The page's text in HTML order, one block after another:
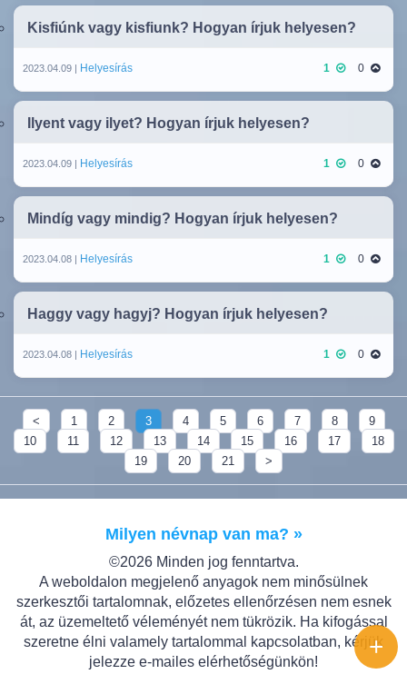
Kisfiúnk vagy kisfiunk? Hogyan írjuk helyesen?
2023.04.09 | Helyesírás 1 0
Ilyent vagy ilyet? Hogyan írjuk helyesen?
2023.04.09 | Helyesírás 1 0
Mindíg vagy mindig? Hogyan írjuk helyesen?
2023.04.08 | Helyesírás 1 0
Haggy vagy hagyj? Hogyan írjuk helyesen?
2023.04.08 | Helyesírás 1 0
< 1 2 3 4 5 6 7 8
9
10
11 12 13 14 15 16 17
18
19
20 21 >
Milyen névnap van ma? »
©2026 Minden jog fenntartva.
A weboldalon megjelenő anyagok nem minősülnek
szerkesztői tartalomnak, előzetes ellenőrzésen nem esnek
át, az üzemeltető véleményét nem tükrözik. Ha kifogással
szeretne élni valamely tartalommal kapcsolatban, kérjük
jelezze e-mailes elérhetőségünkön!
+